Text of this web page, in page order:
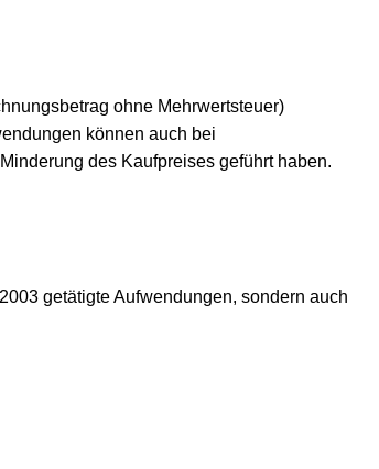
ohne Mehrwertsteuer)
können auch bei
des Kaufpreises geführt haben.
getätigte Aufwendungen, sondern auch